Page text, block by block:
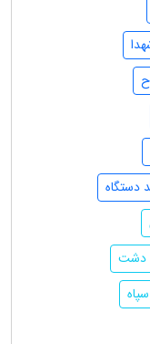
دستگاه
دشت